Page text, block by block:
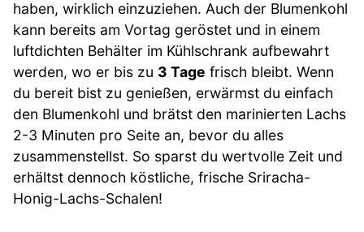
haben, wirklich einzuziehen. Auch der Blumenkohl
kann bereits am Vortag geröstet und in einem
luftdichten Behälter im Kühlschrank aufbewahrt
werden, wo er bis zu 3 Tage frisch bleibt. Wenn
du bereit bist zu genießen, erwärmst du einfach
den Blumenkohl und brätst den marinierten Lachs
2-3 Minuten pro Seite an, bevor du alles
zusammenstellst. So sparst du wertvolle Zeit und
erhältst dennoch köstliche, frische Sriracha-
Honig-Lachs-Schalen!